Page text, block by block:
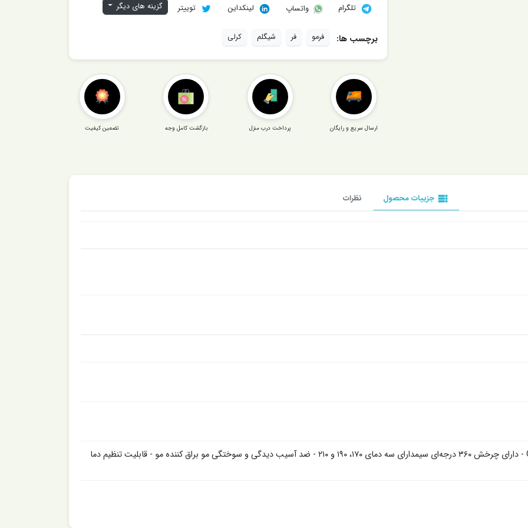
تلگرام واتساپ لینکداین توییتر گزینه های دیگر
برچسب ها: فرمو فر شیگلم کرلی
ارسال سریع و رایگان پرداخت درب منزل بازگشت کامل وجه تضمین کیفیت
view_list جزییات محصول نظرات
دارای پوشش سرامیکی Gloss-PRo - دارای چرخش ۳۶۰ درجه‌ای سیمدارای سه دمای ۱۷۰، ۱۹۰ و ۲۱۰ - ضد آسیب دیدگی و سوختگی مو براق کننده مو - قابلیت تنظیم دما